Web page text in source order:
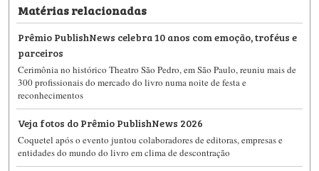
Matérias relacionadas
Prêmio PublishNews celebra 10 anos com emoção, troféus e
parceiros
Cerimônia no histórico Theatro São Pedro, em São Paulo, reuniu mais de
300 profissionais do mercado do livro numa noite de festa e
reconhecimentos
Veja fotos do Prêmio PublishNews 2026
Coquetel após o evento juntou colaboradores de editoras, empresas e
entidades do mundo do livro em clima de descontração